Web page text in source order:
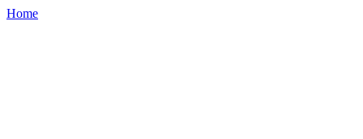
Home